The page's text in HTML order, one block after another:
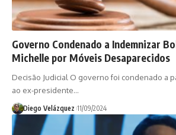
Governo Condenado a Indemnizar
Michelle por Móveis Desaparecidos
Decisão Judicial O governo foi condenado a
ao ex-presidente…
Diego Velázquez 11/09/2024